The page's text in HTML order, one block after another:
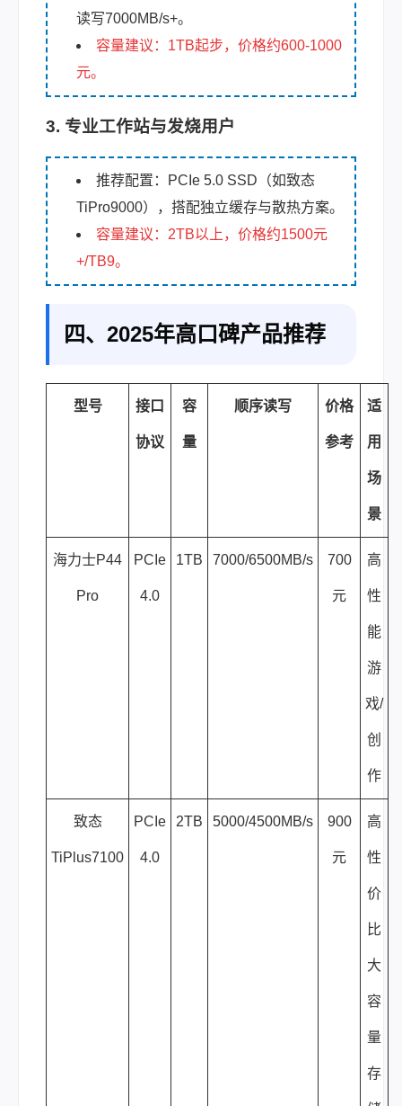
读写7000MB/s+。
容量建议：1TB起步，价格约600-1000
元。
3. 专业工作站与发烧用户
推荐配置：PCIe 5.0 SSD（如致态
TiPro9000），搭配独立缓存与散热方案。
容量建议：2TB以上，价格约1500元
+/TB9。
四、2025年高口碑产品推荐
型号 接口
协议
容
量
顺序读写 价格
参考
适
用
场
景
海力士P44
Pro
PCIe
4.0
1TB 7000/6500MB/s 700
元
高
性
能
游
戏/
创
作
致态
TiPlus7100
PCIe
4.0
2TB 5000/4500MB/s 900
元
高
性
价
比
大
容
量
存